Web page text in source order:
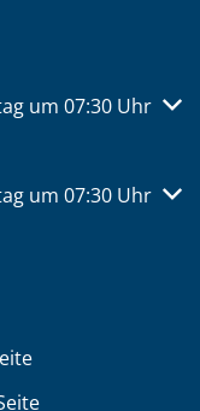
um 07:30 Uhr
um 07:30 Uhr